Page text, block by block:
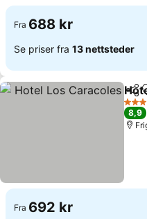
Fra 688 kr
Se priser fra 13 nettsteder
Del
3
8,9
Fra 692 kr